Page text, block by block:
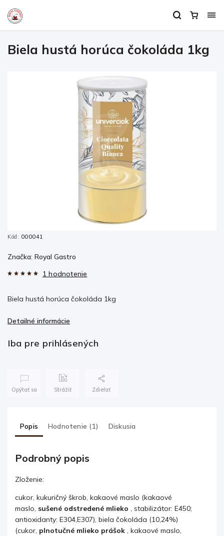
Biela hustá horúca čokoláda 1kg
Kód: 000041
1 hodnotenie
Biela hustá horúca čokoláda 1kg
Detailné informácie
Značka: Royal Gastro
Iba pre prihlásených
Opýtať sa Strážiť Zdieľať
Popis Hodnotenie (1) Diskusia
Podrobný popis
Zloženie:
cukor, kukuričný škrob, kakaové maslo (kakaové
maslo, sušené odstredené mlieko , stabilizátor: E450;
antioxidanty: E304,E307), biela čokoláda (10,24%)
(cukor, plnotučné mlieko prášok , kakaové maslo,